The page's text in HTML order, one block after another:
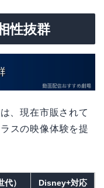
性抜群
、現在市販されて
スの映像体験を提
） Disney+対応